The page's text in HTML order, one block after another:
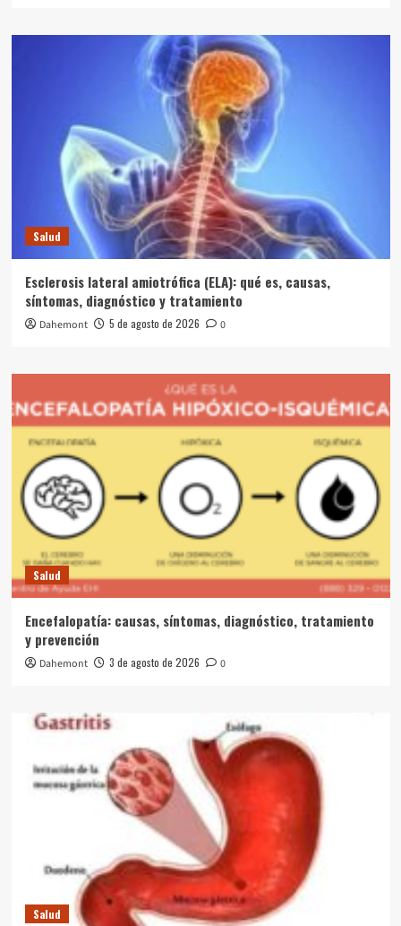
Salud
Esclerosis lateral amiotrófica (ELA): qué es, causas,
síntomas, diagnóstico y tratamiento
Dahemont 5 de agosto de 2026 0
Salud
Encefalopatía: causas, síntomas, diagnóstico, tratamiento
y prevención
Dahemont 3 de agosto de 2026 0
Salud